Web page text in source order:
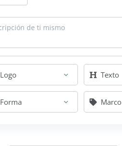
Logo Texto
Forma Marco